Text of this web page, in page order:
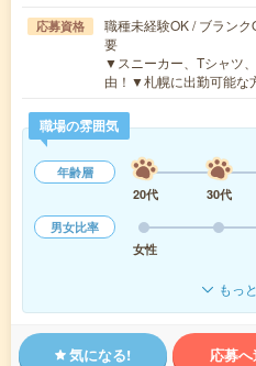
応募資格
職種未経験OK / ブラン
要
▼スニーカー、Tシャツ
由！▼札幌に出勤可能
職場の雰囲気
年齢層
20代
30代
男女比率
女性
もっ
気になる! 応募